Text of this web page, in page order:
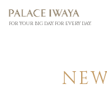
FOR YOUR BIG DAY. FOR EVERY DAY.